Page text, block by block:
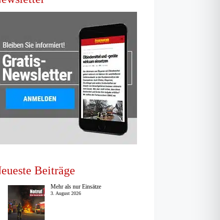
Beiträge
Mehr als nur Einsätze
3. August 2026